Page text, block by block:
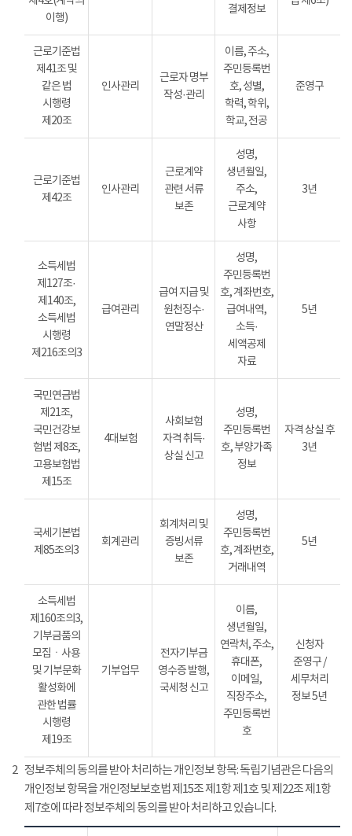
이행)
결제정보
근로기준법
제41조 및
같은 법
시행령
제20조
인사관리
근로자 명부
작성·관리
이름, 주소,
주민등록번
호, 성별,
학력, 학위,
학교, 전공
준영구
근로기준법
제42조
인사관리
근로계약
관련 서류
보존
성명,
생년월일,
주소,
근로계약
사항
3년
소득세법
제127조·
제140조,
소득세법
시행령
제216조의3
급여관리
급여 지급 및
원천징수·
연말정산
성명,
주민등록번
호, 계좌번호,
급여내역,
소득·
세액공제
자료
5년
국민연금법
제21조,
국민건강보
험법 제8조,
고용보험법
제15조
4대보험
사회보험
자격 취득·
상실 신고
성명,
주민등록번
호, 부양가족
정보
자격 상실 후
3년
국세기본법
제85조의3
회계관리
회계처리 및
증빙서류
보존
성명,
주민등록번
호, 계좌번호,
거래내역
5년
소득세법
제160조의3,
기부금품의
모집ㆍ사용
및 기부문화
활성화에
관한 법률
시행령
제19조
기부업무
전자기부금
영수증 발행,
국세청 신고
이름,
생년월일,
연락처, 주소,
휴대폰,
이메일,
직장주소,
주민등록번
호
신청자
준영구 /
세무처리
정보 5년
2 정보주체의 동의를 받아 처리하는 개인정보 항목: 독립기념관은 다음의
개인정보 항목을 개인정보보호법 제15조 제1항 제1호 및 제22조 제1항
제7호에 따라 정보주체의 동의를 받아 처리하고 있습니다.